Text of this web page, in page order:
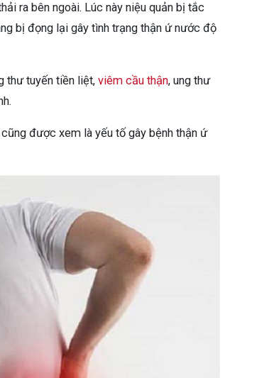
ra bên ngoài. Lúc này niệu quản bị tắc
bị đọng lại gây tình trạng thận ứ nước độ
thư tuyến tiền liệt, viêm cầu thận, ung thư
được xem là yếu tố gây bệnh thận ứ